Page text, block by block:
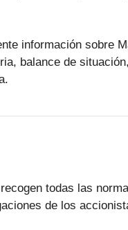
información sobre
balance de
todas las
de los